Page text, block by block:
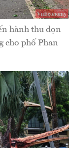
hành thu dọn
cho phố Phan